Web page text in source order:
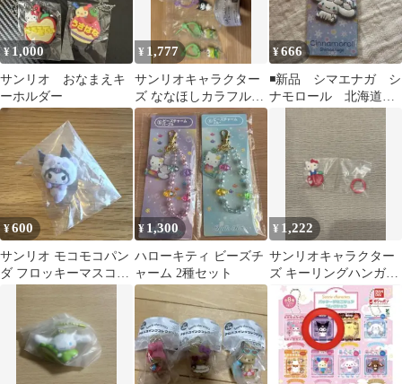
¥ 1,000
サンリオ おなまえキ
ーホルダー
¥ 1,777
サンリオキャラクター
ズ ななほしカラフルマ
ルチチャーム まとめ売
¥666
◾️新品 シマエナガ シ
ナモロール 北海道限
¥600
サンリオ モコモコパン
ダ フロッキーマスコッ
¥ 1,300
ハローキティ ビーズチ
ャーム 2種セット
¥ 1,222
サンリオキャラクター
ズ キーリングハンガー
ハローキティ